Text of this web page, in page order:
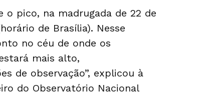
o pico, na madrugada de 22 de
de Brasília). Nesse
no céu de onde os
mais alto,
de observação”, explicou à
do Observatório Nacional